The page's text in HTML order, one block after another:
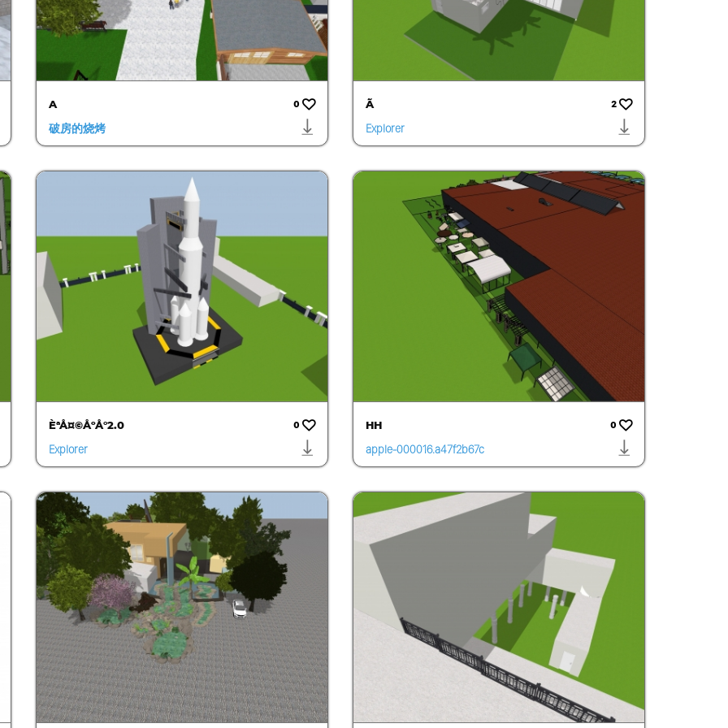
A 0
破房的烧烤
Ã 2
Explorer
ÈªÅ¤©ÅºÅ°2.0 0
Explorer
HH 0
apple-000016.a47f2b67c
be24d53ad6b58257b31
a4a4.1455